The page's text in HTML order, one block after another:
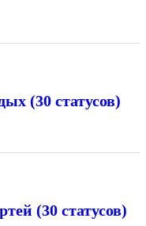
(30 статусов)
(30 статусов)